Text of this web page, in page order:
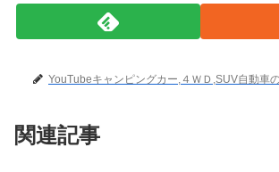
YouTubeキャンピングカー,４ＷＤ,SUV自動車
関連記事